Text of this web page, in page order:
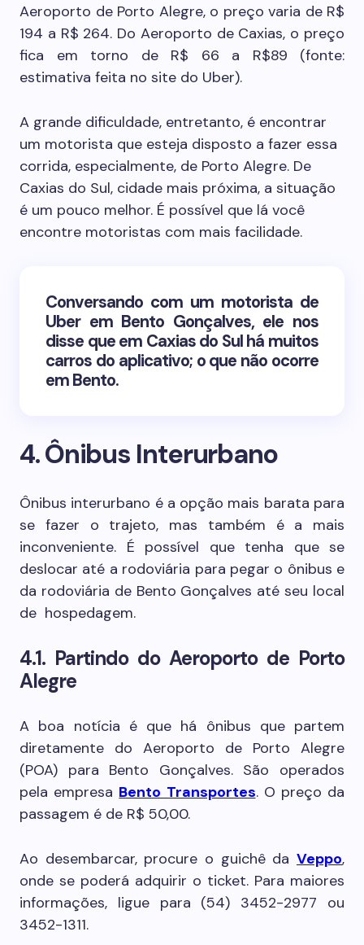
Aeroporto de Porto Alegre, o preço varia de R$
194 a R$ 264. Do Aeroporto de Caxias, o preço
fica em torno de R$ 66 a R$89 (fonte:
estimativa feita no site do Uber).
A grande dificuldade, entretanto, é encontrar
um motorista que esteja disposto a fazer essa
corrida, especialmente, de Porto Alegre. De
Caxias do Sul, cidade mais próxima, a situação
é um pouco melhor. É possível que lá você
encontre motoristas com mais facilidade.
Conversando com um motorista de
Uber em Bento Gonçalves, ele nos
disse que em Caxias do Sul há muitos
carros do aplicativo; o que não ocorre
em Bento.
4. Ônibus Interurbano
Ônibus interurbano é a opção mais barata para
se fazer o trajeto, mas também é a mais
inconveniente. É possível que tenha que se
deslocar até a rodoviária para pegar o ônibus e
da rodoviária de Bento Gonçalves até seu local
de hospedagem.
4.1. Partindo do Aeroporto de Porto
Alegre
A boa notícia é que há ônibus que partem
diretamente do Aeroporto de Porto Alegre
(POA) para Bento Gonçalves. São operados
pela empresa Bento Transportes. O preço da
passagem é de R$ 50,00.
Ao desembarcar, procure o guichê da Veppo,
onde se poderá adquirir o ticket. Para maiores
informações, ligue para (54) 3452-2977 ou
3452-1311.